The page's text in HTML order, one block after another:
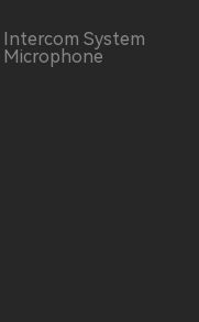
Intercom System
Microphone